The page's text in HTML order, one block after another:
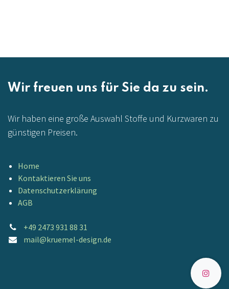
Wir freuen uns für Sie da zu sein.
Wir haben eine große Auswahl Stoffe und Kurzwaren zu
günstigen Preisen.
Home
Kontaktieren Sie uns
Datenschutzerklärung
AGB
+49 2473 931 88 31
mail@kruemel-design.de